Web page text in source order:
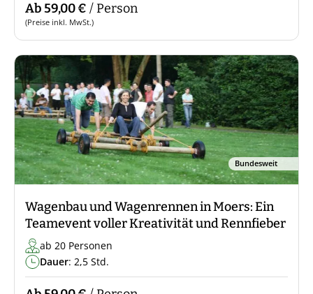
Ab 59,00 € / Person
(Preise inkl. MwSt.)
Bundesweit
Wagenbau und Wagenrennen in Moers: Ein
Teamevent voller Kreativität und Rennfieber
ab 20 Personen
Dauer: 2,5 Std.